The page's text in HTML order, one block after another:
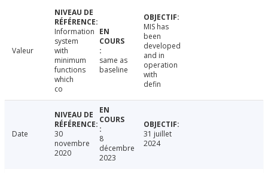
Valeur
Information
system
with
minimum
functions
which
co
same as
baseline
MIS has
been
developed
and in
operation
with
defin
Date
30
novembre
2020
8
décembre
2023
31 juillet
2024